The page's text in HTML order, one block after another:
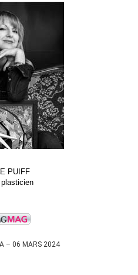
PUIFF
– 06 MARS 2024